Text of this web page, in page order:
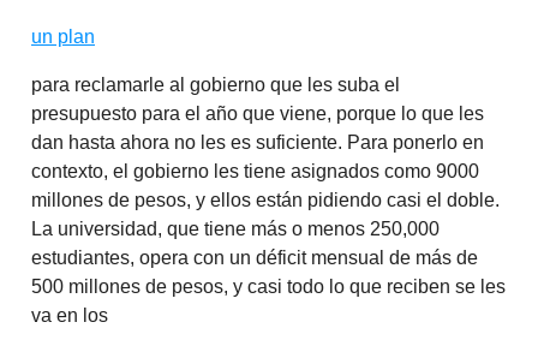
un plan
para reclamarle al gobierno que les suba el
presupuesto para el año que viene, porque lo que les
dan hasta ahora no les es suficiente. Para ponerlo en
contexto, el gobierno les tiene asignados como 9000
millones de pesos, y ellos están pidiendo casi el doble.
La universidad, que tiene más o menos 250,000
estudiantes, opera con un déficit mensual de más de
500 millones de pesos, y casi todo lo que reciben se les
va en los